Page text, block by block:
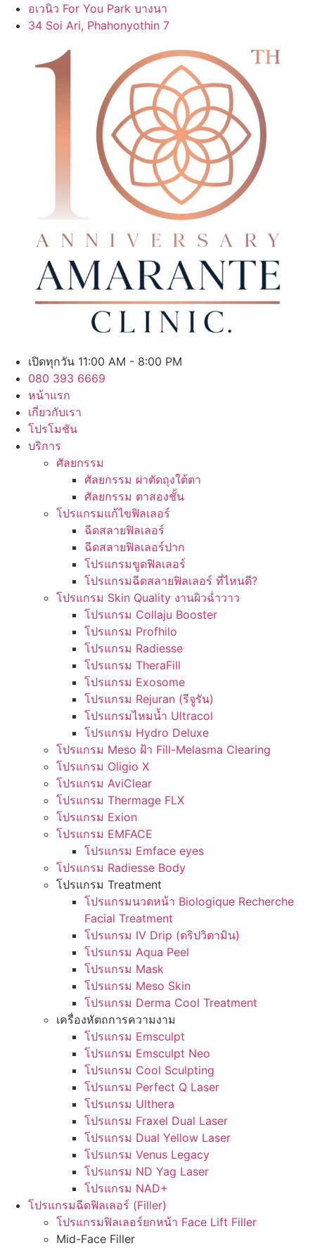
Skip
อเวนิว For You Park บางนา
34 Soi Ari, Phahonyothin 7
เปิดทุกวัน 11:00 AM - 8:00 PM
080 393 6669
หน้าแรก
เกี่ยวกับเรา
โปรโมชัน
บริการ
ศัลยกรรม
ศัลยกรรม ผ่าตัดถุงใต้ตา
ศัลยกรรม ตาสองชั้น
โปรแกรมแก้ไขฟิลเลอร์
ฉีดสลายฟิลเลอร์
ฉีดสลายฟิลเลอร์ปาก
โปรแกรมขูดฟิลเลอร์
โปรแกรมฉีดสลายฟิลเลอร์ ที่ไหนดี?
โปรแกรม Skin Quality งานผิวฉ่ำวาว
โปรแกรม Collaju Booster
โปรแกรม Profhilo
โปรแกรม Radiesse
โปรแกรม TheraFill
โปรแกรม Exosome
โปรแกรม Rejuran (รีจูรัน)
โปรแกรมไหมน้ำ Ultracol
โปรแกรม Hydro Deluxe
โปรแกรม Meso ฝ้า Fill-Melasma Clearing
โปรแกรม Oligio X
โปรแกรม AviClear
โปรแกรม Thermage FLX
โปรแกรม Exion
โปรแกรม EMFACE
โปรแกรม Emface eyes
โปรแกรม Radiesse Body
โปรแกรม Treatment
โปรแกรมนวดหน้า Biologique Recherche
Facial Treatment
โปรแกรม IV Drip (ดริปวิตามิน)
โปรแกรม Aqua Peel
โปรแกรม Mask
โปรแกรม Meso Skin
โปรแกรม Derma Cool Treatment
เครื่องหัตถการความงาม
โปรแกรม Emsculpt
โปรแกรม Emsculpt Neo
โปรแกรม Cool Sculpting
โปรแกรม Perfect Q Laser
โปรแกรม Ulthera
โปรแกรม Fraxel Dual Laser
โปรแกรม Dual Yellow Laser
โปรแกรม Venus Legacy
โปรแกรม ND Yag Laser
โปรแกรม NAD+
โปรแกรมฉีดฟิลเลอร์ (Filler)
โปรแกรมฟิลเลอร์ยกหน้า Face Lift Filler
Mid-Face Filler